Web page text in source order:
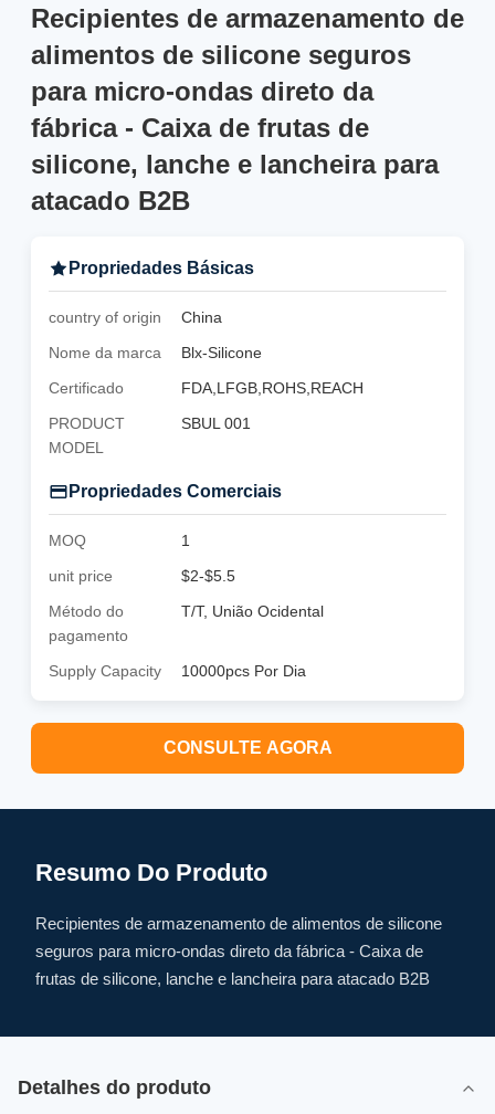
Recipientes de armazenamento de
alimentos de silicone seguros
para micro-ondas direto da
fábrica - Caixa de frutas de
silicone, lanche e lancheira para
atacado B2B
Propriedades Básicas
country of origin
China
Nome da marca
Blx-Silicone
Certificado
FDA,LFGB,ROHS,REACH
PRODUCT
MODEL
SBUL 001
Propriedades Comerciais
MOQ
1
unit price
$2-$5.5
Método do
pagamento
T/T, União Ocidental
Supply Capacity 10000pcs Por Dia
CONSULTE AGORA
Resumo Do Produto
Recipientes de armazenamento de alimentos de silicone
seguros para micro-ondas direto da fábrica - Caixa de
frutas de silicone, lanche e lancheira para atacado B2B
Detalhes do produto